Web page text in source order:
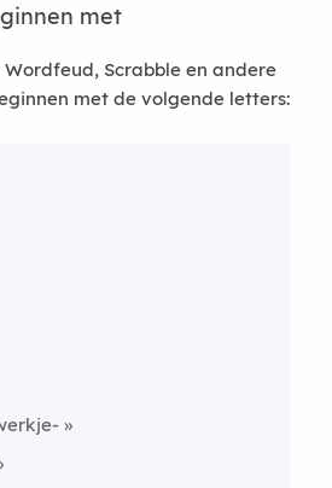
met
Scrabble en andere
met de volgende letters: